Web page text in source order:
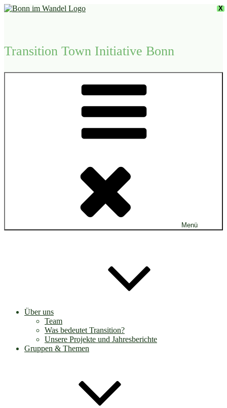
Zum
Transition Town Initiative Bonn
Menü
Über uns
Team
Was bedeutet Transition?
Unsere Projekte und Jahresberichte
Gruppen & Themen
X